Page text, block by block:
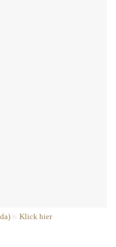
& Klick hier